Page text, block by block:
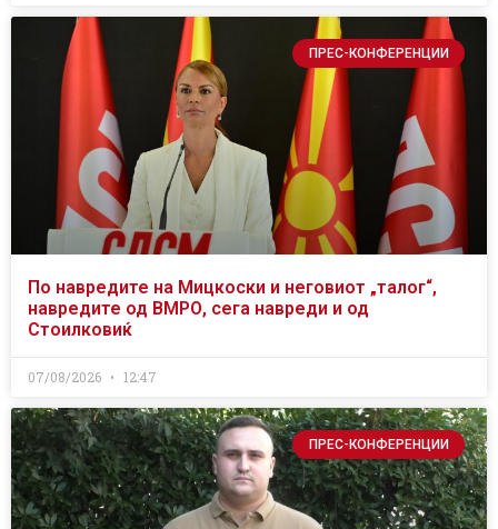
ПРЕС-КОНФЕРЕНЦИИ
По навредите на Мицкоски и неговиот „талог“,
навредите од ВМРО, сега навреди и од
Стоилковиќ
07/08/2026 12:47
ПРЕС-КОНФЕРЕНЦИИ